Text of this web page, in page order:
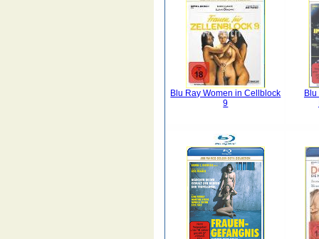
Blu Ray Women in Cellblock
9